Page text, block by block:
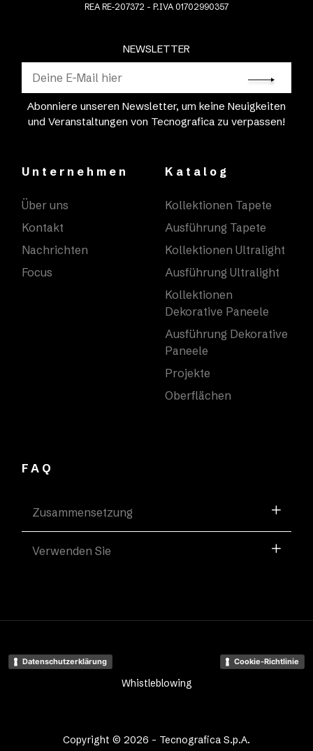
NEWSLETTER
Abonniere unseren Newsletter, um keine Neuigkeiten
und Veranstaltungen von Tecnografica zu verpassen!
REA RE-207372 - P.IVA 01702990357
Unternehmen
Über uns
Kontakt
Nachrichten
Focus
Katalog
Kollektionen Tapete
Ausführung Tapete
Kollektionen Ultralight
Ausführung Ultralight
Kollektionen
Dekorative Paneele
Ausführung Dekorative
Paneele
Projekte
Oberflächen
FAQ
Zusammensetzung
Verwenden Sie
Copyright © 2026 - Tecnografica S.p.A.
Datenschutzerklärung Cookie-Richtlinie
Whistleblowing